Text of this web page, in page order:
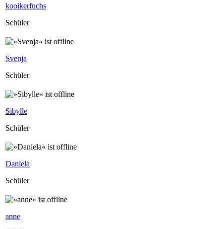
kooikerfuchs
Schüler
Svenja
Schüler
Sibylle
Schüler
Daniela
Schüler
anne